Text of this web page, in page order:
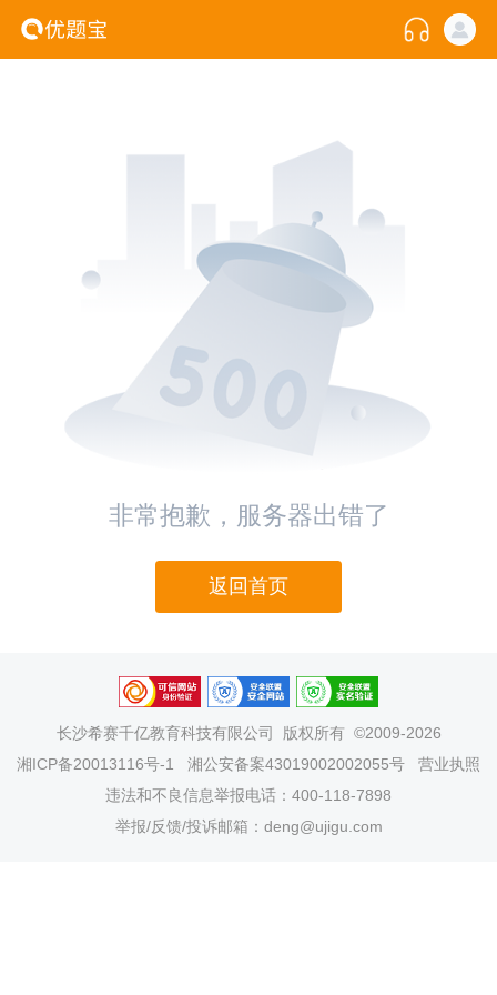
非常抱歉，服务器出错了
返回首页
长沙希赛千亿教育科技有限公司
版权所有 ©2009-2026
湘ICP备20013116号-1
湘公安备案43019002002055号
营业执照
违法和不良信息举报电话：400-118-7898
举报/反馈/投诉邮箱：deng@ujigu.com